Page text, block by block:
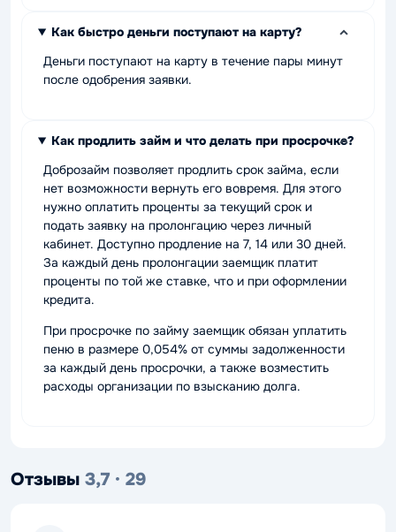
Как быстро деньги поступают на карту?
Деньги поступают на карту в течение пары минут
после одобрения заявки.
Как продлить займ и что делать при просрочке?
Доброзайм позволяет продлить срок займа, если
нет возможности вернуть его вовремя. Для этого
нужно оплатить проценты за текущий срок и
подать заявку на пролонгацию через личный
кабинет. Доступно продление на 7, 14 или 30 дней.
За каждый день пролонгации заемщик платит
проценты по той же ставке, что и при оформлении
кредита.
При просрочке по займу заемщик обязан уплатить
пеню в размере 0,054% от суммы задолженности
за каждый день просрочки, а также возместить
расходы организации по взысканию долга.
Отзывы 3,7 · 29